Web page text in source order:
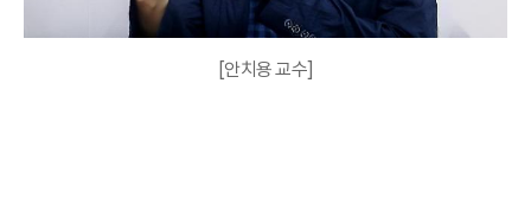
[안치용 교수]